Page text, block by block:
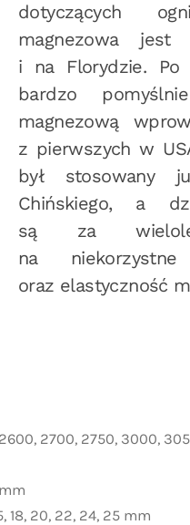
dotyczących
magnezowa jest
i na Florydzie. Po
bardzo
magnezową
z pierwszych w
był stosowany
Chińskiego, a
są za
na
oraz elastyczność
2700, 2750, 3000,
18, 20, 22, 24, 25 mm